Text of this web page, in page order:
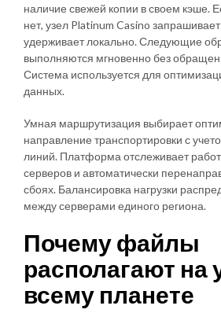
наличие свежей копии в своем кэше.
нет, узел Platinum Casino
удерживает локально. Следующие
выполняются мгновенно без
Система используется для
данных.
Умная маршрутизация выбирает
направление транспортировки с
линий. Платформа отслеживает
серверов и автоматически
сбоях. Балансировка нагрузки
между серверами единого региона.
Почему файлы
располагают на
всему планете